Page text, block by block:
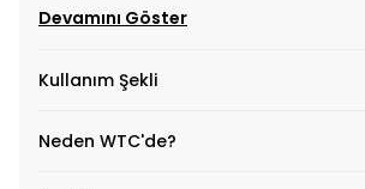
Devamını Göster
Kullanım Şekli
Neden WTC'de?